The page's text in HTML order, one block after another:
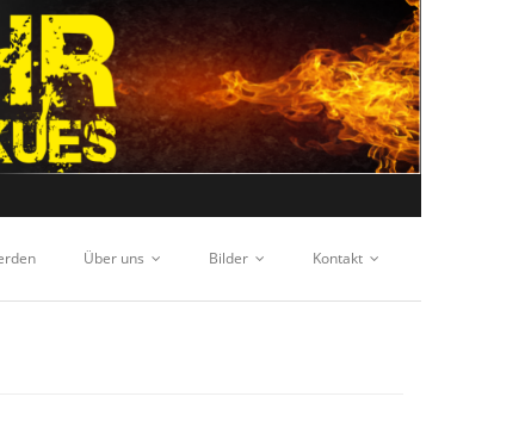
Über uns Bilder Kontakt